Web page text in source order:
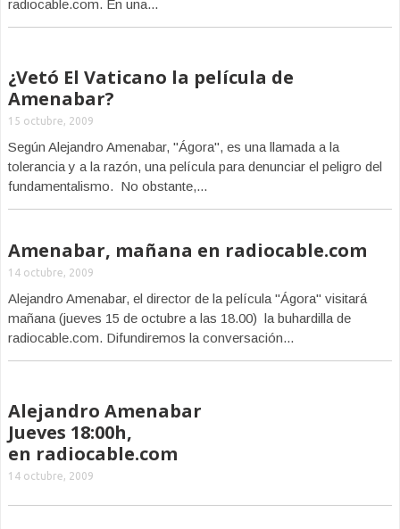
radiocable.com. En una...
¿Vetó El Vaticano la película de
Amenabar?
15 octubre, 2009
Según Alejandro Amenabar, "Ágora", es una llamada a la
tolerancia y a la razón, una película para denunciar el peligro del
fundamentalismo. No obstante,...
Amenabar, mañana en radiocable.com
14 octubre, 2009
Alejandro Amenabar, el director de la película "Ágora" visitará
mañana (jueves 15 de octubre a las 18.00) la buhardilla de
radiocable.com. Difundiremos la conversación...
Alejandro Amenabar
Jueves 18:00h,
en radiocable.com
14 octubre, 2009